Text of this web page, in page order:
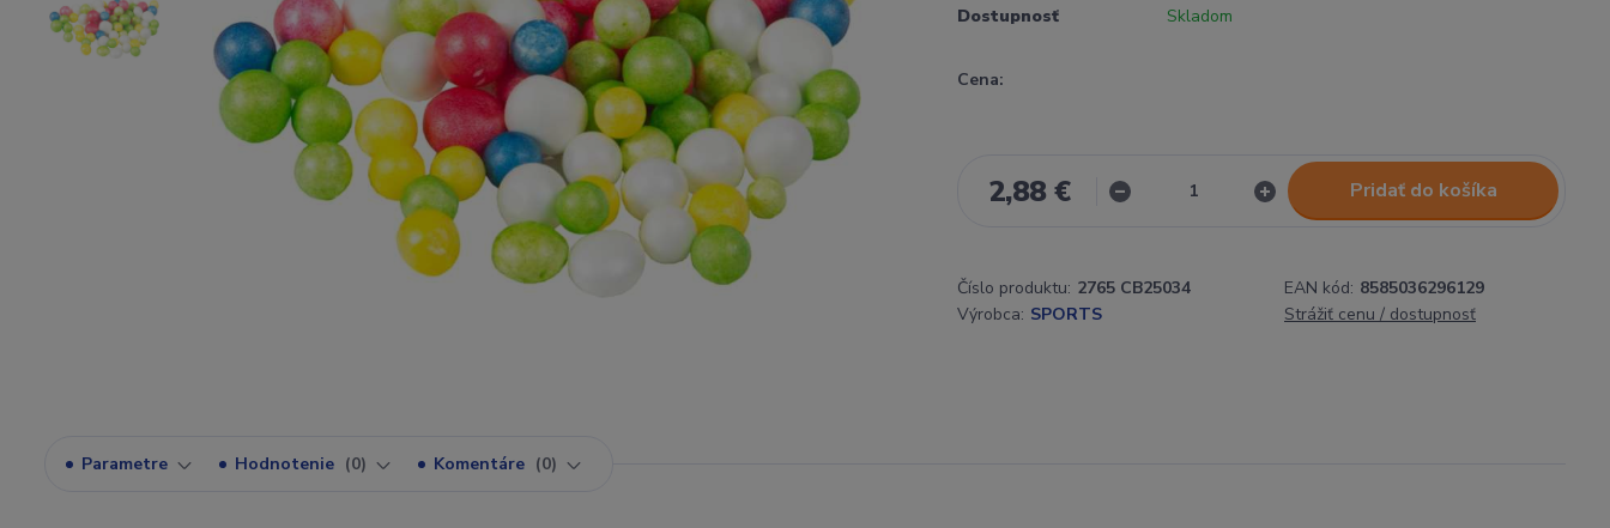
Dostupnosť Skladom
Cena:
2,88 € Pridať do košíka
Číslo produktu: 2765 CB25034 EAN kód: 8585036296129
Výrobca: SPORTS Strážiť cenu / dostupnosť
Parametre Hodnotenie 0 Komentáre 0